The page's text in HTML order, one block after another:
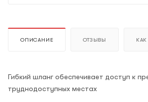
ОПИСАНИЕ ОТЗЫВЫ
Гибкий шланг обеспечивает доступ к
труднодоступных местах